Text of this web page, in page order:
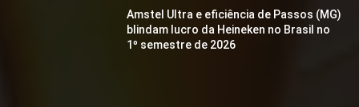
Amstel Ultra e eficiência de Passos (MG)
blindam lucro da Heineken no Brasil no
1º semestre de 2026